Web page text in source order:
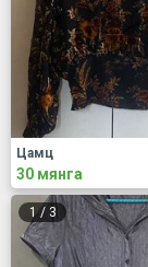
Цамц
30 мянга
1/ 3